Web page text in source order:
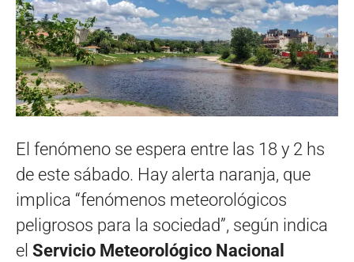
El fenómeno se espera entre las 18 y 2 hs
de este sábado. Hay alerta naranja, que
implica “fenómenos meteorológicos
peligrosos para la sociedad”, según indica
el Servicio Meteorológico Nacional